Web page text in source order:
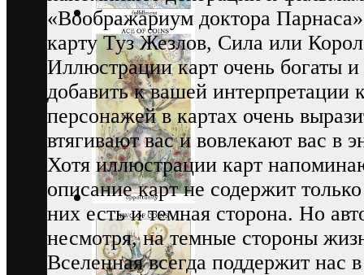
«Воображариум доктора
карту Туз Жезлов, Сила или
Иллюстрации карт очень богаты
добавить к вашей интерпретации
персонажей в картах очень
втягивают вас и вовлекают вас в
Хотя иллюстрации карт
описание карт не содержит
них есть и темная сторона. Но
несмотря, на темные стороны
Вселенная всегда поддержит нас